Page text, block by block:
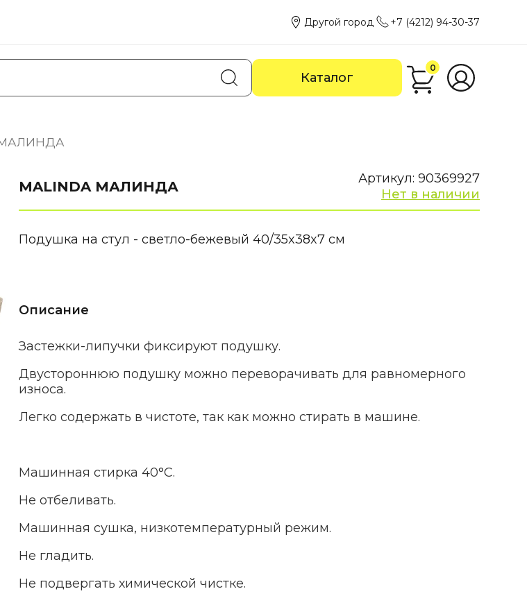
Другой город +7 (4212) 94-30-37
Каталог
0
МАЛИНДА
MALINDA МАЛИНДА
Артикул: 90369927
Нет в наличии
Подушка на стул - светло-бежевый 40/35x38x7 см
Описание
Застежки-липучки фиксируют подушку.
Двустороннюю подушку можно переворачивать для равномерного
износа.
Легко содержать в чистоте, так как можно стирать в машине.
Машинная стирка 40°С.
Не отбеливать.
Машинная сушка, низкотемпературный режим.
Не гладить.
Не подвергать химической чистке.